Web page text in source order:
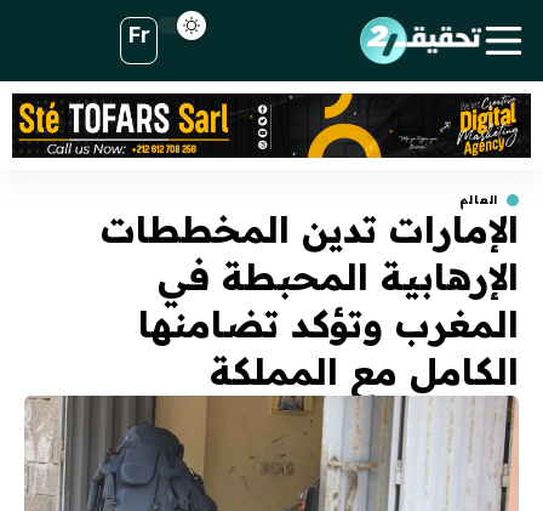
Fr
العالم
الإمارات تدين المخططات
الإرهابية المحبطة في
المغرب وتؤكد تضامنها
الكامل مع المملكة